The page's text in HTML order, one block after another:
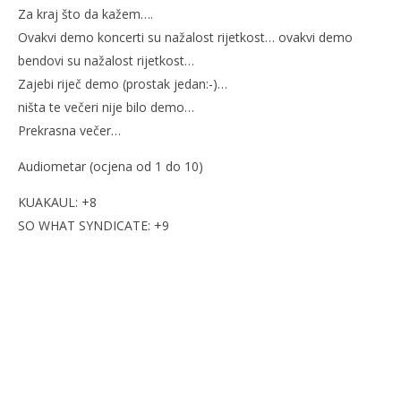
Za kraj što da kažem….
Ovakvi demo koncerti su nažalost rijetkost… ovakvi demo
bendovi su nažalost rijetkost…
Zajebi riječ demo (prostak jedan:-)…
ništa te večeri nije bilo demo…
Prekrasna večer…
Audiometar (ocjena od 1 do 10)
KUAKAUL: +8
SO WHAT SYNDICATE: +9